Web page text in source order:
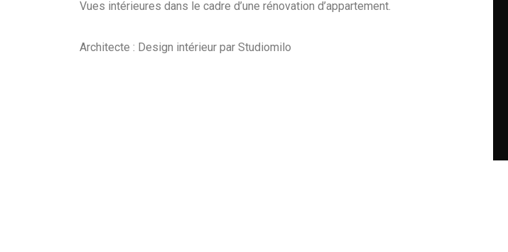
Vues intérieures dans le cadre d’une rénovation d’appartement.
Architecte : Design intérieur par Studiomilo